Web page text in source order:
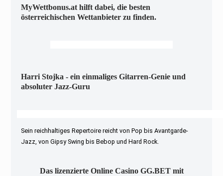
MyWettbonus.at hilft dabei, die besten
österreichischen Wettanbieter zu finden.
Harri Stojka - ein einmaliges Gitarren-Genie und
absoluter Jazz-Guru
Sein reichhaltiges Repertoire reicht von Pop bis Avantgarde-
Jazz, von Gipsy Swing bis Bebop und Hard Rock.
Das lizenzierte Online Casino GG.BET mit